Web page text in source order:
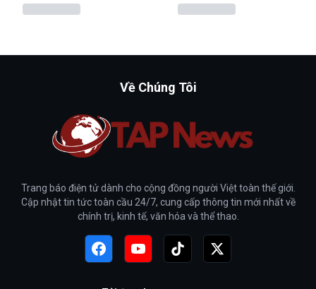
Về Chúng Tôi
Trang báo điện tử dành cho cộng đồng người Việt toàn thế giới.
Cập nhật tin tức toàn cầu 24/7, cung cấp thông tin mới nhất về
chính trị, kinh tế, văn hóa và thể thao.